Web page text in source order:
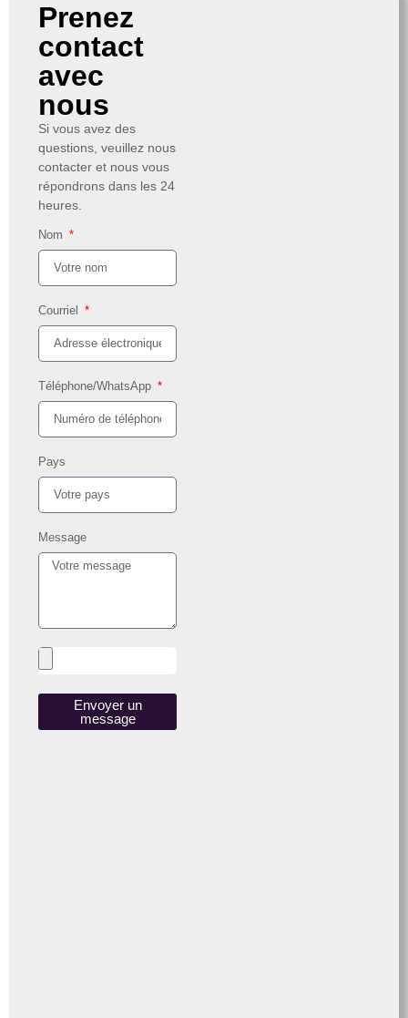
Prenez
contact
avec
nous
Si vous avez des
questions, veuillez nous
contacter et nous vous
répondrons dans les 24
heures.
Nom
Courriel
Téléphone/WhatsApp
Pays
Message
Envoyer un
message